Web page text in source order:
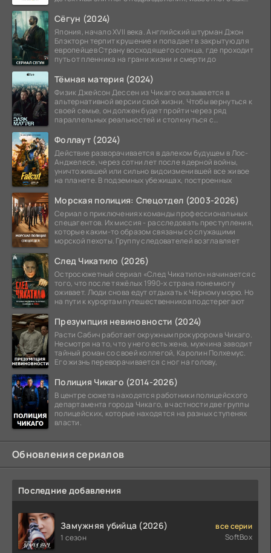
Сёгун (2024)
Япония, начало XVII века. Английский штурман Джон
Блэкторн терпит крушение и попадает в закрытую для
европейцев Страну восходящего солнца, где проходит
путь от пленника на грани жизни и смерти до
Тёмная материя (2024)
Физик Джейсон Дессен из Чикаго оказывается в
альтернативной версии свой жизни. Чтобы вернуться к
своей семье, он должен будет пройти через ряд
параллельных реальностей и столкнуться с
Фоллаут (2024)
Действие разворачивается в далеком будущем в Лос-
Анджелесе, через сотни лет после ядерной войны,
уничтожившей или сильно видоизменившей все живое
на планете. В подземных убежищах, построенных
Морская полиция: Спецотдел (2003-2026)
Сериал о приключениях команды профессиональных
спецагентов. Их миссия - расследовать преступления,
которые каким-то образом связаны со служащими
морской пехоты. Группу следователей возглавляет
След Чикатило (2026)
Остросюжетный сериал «След Чикатило» начинается с
того, что после тяжёлых 1990-х страна понемногу
оживает. Люди снова едут отдыхать к Чёрному морю. Но
на пути к курортам путешественников подстерегают
Презумпция невиновности (2024)
Расти Сабич работает окружным прокурором в Чикаго.
Несмотря на то, что у него есть жена, мужчина заводит
тайный роман со своей коллегой, Каролин Полхемус.
Его жизнь переворачивается с ног на голову,
Полиция Чикаго (2014-2026)
В центре сюжета находятся работники полицейского
департамента города Чикаго, в частности две группы
полицейских, которые находятся на разных ступенях
власти.
Обновления сериалов
Последние добавления
Замужняя убийца (2026)
1 сезон
все серии
SoftBox